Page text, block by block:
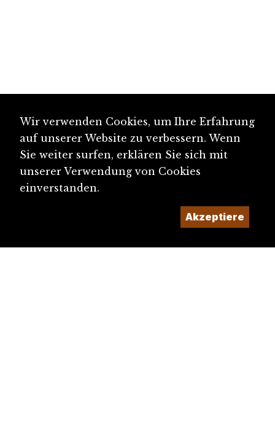
Wir verwenden Cookies, um Ihre Erfahrung
auf unserer Website zu verbessern. Wenn
Sie weiter surfen, erklären Sie sich mit
unserer Verwendung von Cookies
einverstanden.
Akzeptiere